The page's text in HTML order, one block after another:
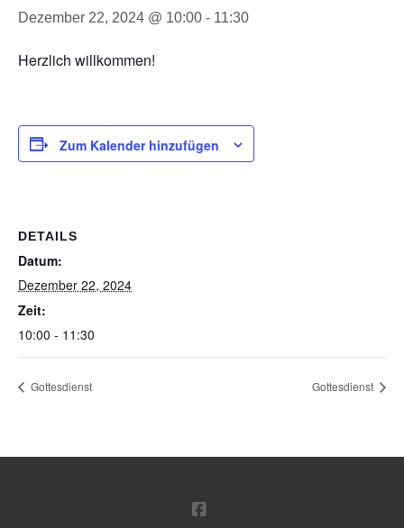
Dezember 22, 2024 @ 10:00 - 11:30
Herzlich willkommen!
Zum Kalender hinzufügen
DETAILS
Datum:
Dezember 22, 2024
Zeit:
10:00 - 11:30
Gottesdienst Gottesdienst